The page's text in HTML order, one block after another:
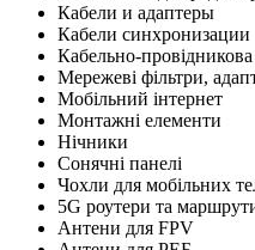
Кабели и адаптеры
Кабели синхронизации
Кабельно-
Мережеві фільтри,
Мобільний інтернет
Монтажні елементи
Нічники
Сонячні панелі
Чохли для мобільних
5G роутери та
Антени для FPV